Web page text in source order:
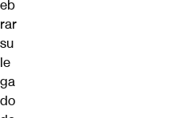
eb
rar
su
le
ga
do